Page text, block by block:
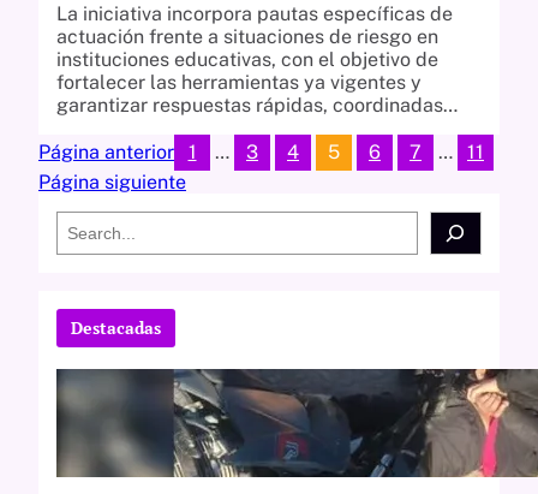
La iniciativa incorpora pautas específicas de
actuación frente a situaciones de riesgo en
instituciones educativas, con el objetivo de
fortalecer las herramientas ya vigentes y
garantizar respuestas rápidas, coordinadas…
Página anterior 1 … 3 4 5 6 7 …
11
Página siguiente
c
Destacadas